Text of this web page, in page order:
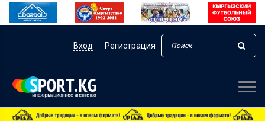
Вход Регистрация